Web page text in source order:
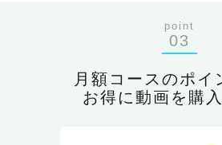
point
03
月額コースのポイ
お得に動画を購